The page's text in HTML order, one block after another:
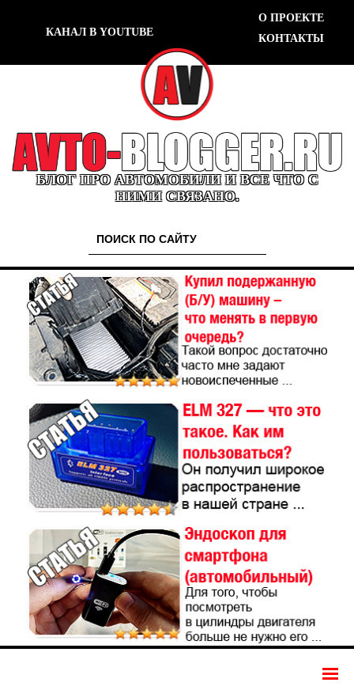
КАНАЛ В YOUTUBE
О ПРОЕКТЕ
КОНТАКТЫ
БЛОГ ПРО АВТОМОБИЛИ И ВСЕ ЧТО С
НИМИ СВЯЗАНО.